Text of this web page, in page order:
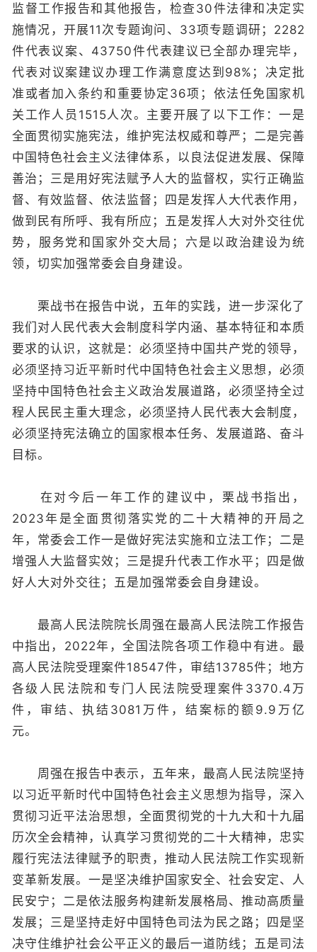
监督工作报告和其他报告，检查30件法律和决定实
施情况，开展11次专题询问、33项专题调研；2282
件代表议案、43750件代表建议已全部办理完毕，
代表对议案建议办理工作满意度达到98%；决定批
准或者加入条约和重要协定36项；依法任免国家机
关工作人员1515人次。主要开展了以下工作：一是
全面贯彻实施宪法，维护宪法权威和尊严；二是完善
中国特色社会主义法律体系，以良法促进发展、保障
善治；三是用好宪法赋予人大的监督权，实行正确监
督、有效监督、依法监督；四是发挥人大代表作用，
做到民有所呼、我有所应；五是发挥人大对外交往优
势，服务党和国家外交大局；六是以政治建设为统
领，切实加强常委会自身建设。
栗战书在报告中说，五年的实践，进一步深化了
我们对人民代表大会制度科学内涵、基本特征和本质
要求的认识，这就是：必须坚持中国共产党的领导，
必须坚持习近平新时代中国特色社会主义思想，必须
坚持中国特色社会主义政治发展道路，必须坚持全过
程人民民主重大理念，必须坚持人民代表大会制度，
必须坚持宪法确立的国家根本任务、发展道路、奋斗
目标。
在对今后一年工作的建议中，栗战书指出，
2023年是全面贯彻落实党的二十大精神的开局之
年，常委会工作一是做好宪法实施和立法工作；二是
增强人大监督实效；三是提升代表工作水平；四是做
好人大对外交往；五是加强常委会自身建设。
最高人民法院院长周强在最高人民法院工作报告
中指出，2022年，全国法院各项工作稳中有进。最
高人民法院受理案件18547件，审结13785件；地方
各级人民法院和专门人民法院受理案件3370.4万
件，审结、执结3081万件，结案标的额9.9万亿
元。
周强在报告中表示，五年来，最高人民法院坚持
以习近平新时代中国特色社会主义思想为指导，深入
贯彻习近平法治思想，全面贯彻党的十九大和十九届
历次全会精神，认真学习贯彻党的二十大精神，忠实
履行宪法法律赋予的职责，推动人民法院工作实现新
变革新发展。一是坚决维护国家安全、社会安定、人
民安宁；二是依法服务构建新发展格局、推动高质量
发展；三是坚持走好中国特色司法为民之路；四是坚
决守住维护社会公平正义的最后一道防线；五是司法